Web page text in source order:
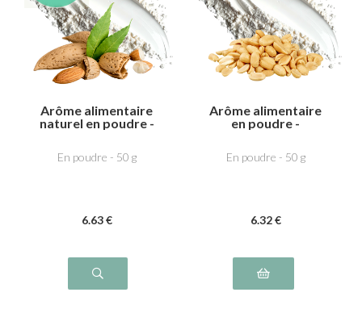
Arôme alimentaire
naturel en poudre -
En poudre - 50 g
6.63 €
Arôme alimentaire
en poudre -
En poudre - 50 g
6.32 €